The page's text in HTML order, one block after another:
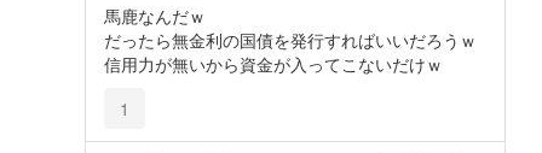
馬鹿なんだｗ
だったら無金利の国債を発行すればいいだろうｗ
信用力が無いから資金が入ってこないだけｗ
1